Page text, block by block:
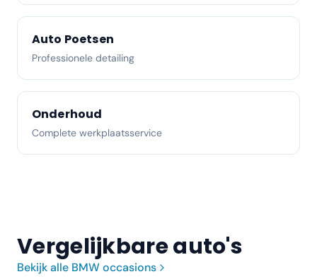
Auto Poetsen
Professionele detailing
Onderhoud
Complete werkplaatsservice
Vergelijkbare auto's
Bekijk alle BMWoccasions